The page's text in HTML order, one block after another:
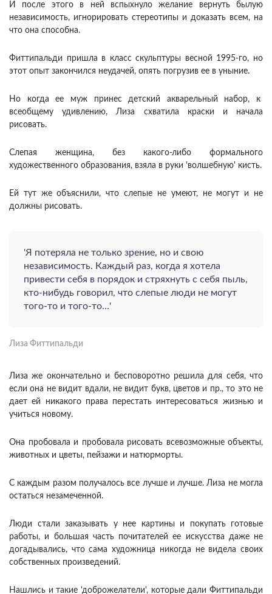
И после этого в ней вспыхнуло желание вернуть былую
независимость, игнорировать стереотипы и доказать всем, на
что она способна.
Фиттипальди пришла в класс скульптуры весной 1995-го, но
этот опыт закончился неудачей, опять погрузив ее в уныние.
Но когда ее муж принес детский акварельный набор, к
всеобщему удивлению, Лиза схватила краски и начала
рисовать.
Слепая женщина, без какого-либо формального
художественного образования, взяла в руки 'волшебную' кисть.
Ей тут же объяснили, что слепые не умеют, не могут и не
должны рисовать.
'Я потеряла не только зрение, но и свою
независимость. Каждый раз, когда я хотела
привести себя в порядок и стряхнуть с себя пыль,
кто-нибудь говорил, что слепые люди не могут
того-то и того-то…'
Лиза Фиттипальди
Лиза же окончательно и бесповоротно решила для себя, что
если она не видит вдали, не видит букв, цветов и пр., то это не
дает ей никакого права перестать интересоваться жизнью и
учиться новому.
Она пробовала и пробовала рисовать всевозможные объекты,
животных и цветы, пейзажи и натюрморты.
С каждым разом получалось все лучше и лучше. Лиза не могла
остаться незамеченной.
Люди стали заказывать у нее картины и покупать готовые
работы, и большая часть почитателей ее искусства даже не
догадывались, что сама художница никогда не видела своих
собственных произведений.
Нашлись и такие 'доброжелатели', которые дали Фиттипальди